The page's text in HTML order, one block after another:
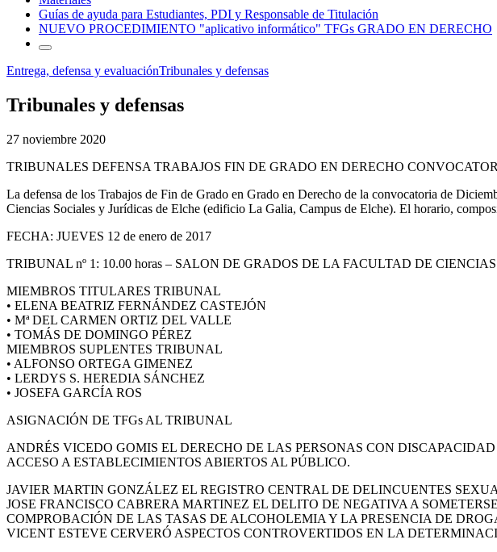
Guías de ayuda para Estudiantes, PDI y Responsable de Titulación
NUEVO PROCEDIMIENTO "aplicativo informático" TFGs GRADO EN DERECHO
Entrega, defensa y evaluaciónTribunales y defensas
Tribunales y defensas
27 noviembre 2020
TRIBUNALES DEFENSA TRABAJOS FIN DE GRADO EN DERECHO
La defensa de los Trabajos de Fin de Grado en Grado en Derecho de la convocatoria de
Ciencias Sociales y Jurídicas de Elche (edificio La Galia, Campus de Elche). El horario,
FECHA: JUEVES 12 de enero de 2017
TRIBUNAL nº 1: 10.00 horas – SALON DE GRADOS DE LA FACULTAD DE
MIEMBROS TITULARES TRIBUNAL
• ELENA BEATRIZ FERNÁNDEZ CASTEJÓN
• Mª DEL CARMEN ORTIZ DEL VALLE
• TOMÁS DE DOMINGO PÉREZ
MIEMBROS SUPLENTES TRIBUNAL
• ALFONSO ORTEGA GIMENEZ
• LERDYS S. HEREDIA SÁNCHEZ
• JOSEFA GARCÍA ROS
ASIGNACIÓN DE TFGs AL TRIBUNAL
ANDRÉS VICEDO GOMIS EL DERECHO DE LAS PERSONAS CON
ACCESO A ESTABLECIMIENTOS ABIERTOS AL PÚBLICO.
JAVIER MARTIN GONZÁLEZ EL REGISTRO CENTRAL DE DELINCUENTES
JOSE FRANCISCO CABRERA MARTINEZ EL DELITO DE NEGATIVA A
COMPROBACIÓN DE LAS TASAS DE ALCOHOLEMIA Y LA PRESENCIA DE
VICENT ESTEVE CERVERÓ ASPECTOS CONTROVERTIDOS EN LA